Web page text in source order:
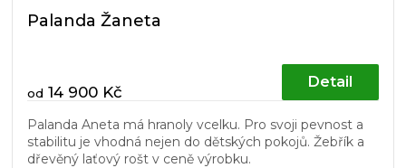
Palanda Žaneta
od 14 900 Kč
Detail
Palanda Aneta má hranoly vcelku. Pro svoji pevnost a
stabilitu je vhodná nejen do dětských pokojů. Žebřík a
dřevěný laťový rošt v ceně výrobku.